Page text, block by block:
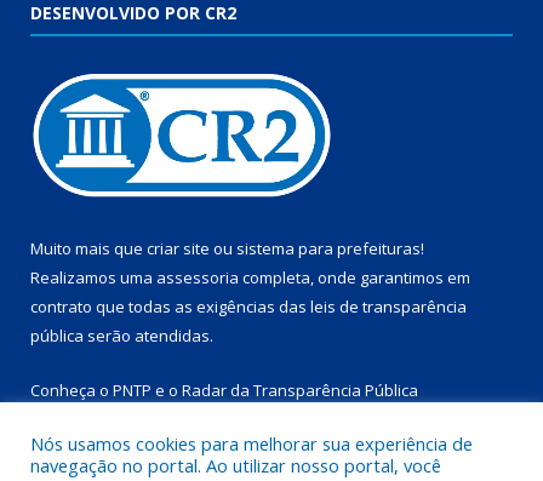
DESENVOLVIDO POR CR2
Muito mais que criar site ou sistema para prefeituras!
Realizamos uma assessoria completa, onde garantimos em
contrato que todas as exigências das leis de transparência
pública serão atendidas.
Conheça o PNTP e o Radar da Transparência Pública
Nós usamos cookies para melhorar sua experiência de
navegação no portal. Ao utilizar nosso portal, você